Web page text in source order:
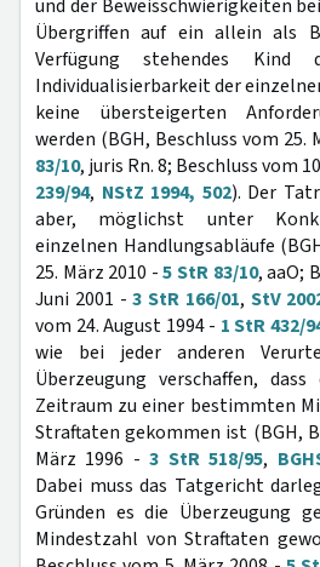
und der Beweisschwierigkeiten
Übergriffen auf ein allein als
Verfügung stehendes
Individualisierbarkeit der
keine übersteigerten
werden (BGH, Beschluss vom 25.
83/10, juris Rn. 8; Beschluss vom
239/94, NStZ 1994, 502). Der
aber, möglichst unter
einzelnen Handlungsabläufe
25. März 2010 -5 StR 83/10, aaO;
Juni 2001 -3 StR 166/01, StV
vom 24. August 1994 - 1 StR 432/
wie bei jeder anderen
Überzeugung verschaffen,
Zeitraum zu einer bestimmten
Straftaten gekommen ist (BGH,
März 1996 -3 StR 518/95,
Dabei muss das Tatgericht
Gründen es die Überzeugung
Mindestzahl von Straftaten